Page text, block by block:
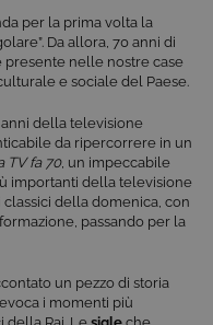
per la prima volta la
Da allora, 70 anni di
presente nelle nostre case
e sociale del Paese.
della televisione
da ripercorrere in un
TV fa 70, un impeccabile
importanti della televisione
classici della domenica, con
passando per la
un pezzo di storia
i momenti più